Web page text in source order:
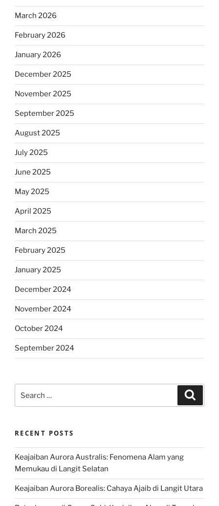
March 2026
February 2026
January 2026
December 2025
November 2025
September 2025
August 2025
July 2025
June 2025
May 2025
April 2025
March 2025
February 2025
January 2025
December 2024
November 2024
October 2024
September 2024
for:
RECENT POSTS
Keajaiban Aurora Australis: Fenomena Alam yang
Memukau di Langit Selatan
Keajaiban Aurora Borealis: Cahaya Ajaib di Langit Utara